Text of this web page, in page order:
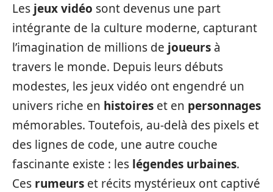
Les jeux vidéo sont devenus une part
intégrante de la culture moderne, capturant
l’imagination de millions de joueurs à
travers le monde. Depuis leurs débuts
modestes, les jeux vidéo ont engendré un
univers riche en histoires et en personnages
mémorables. Toutefois, au-delà des pixels et
des lignes de code, une autre couche
fascinante existe : les légendes urbaines.
Ces rumeurs et récits mystérieux ont captivé